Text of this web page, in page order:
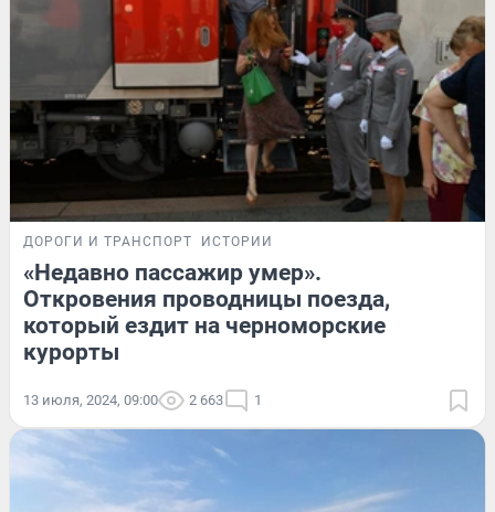
ДОРОГИ И ТРАНСПОРТ ИСТОРИИ
«Недавно пассажир умер».
Откровения проводницы поезда,
который ездит на черноморские
курорты
13 июля, 2024, 09:00 2 663 1